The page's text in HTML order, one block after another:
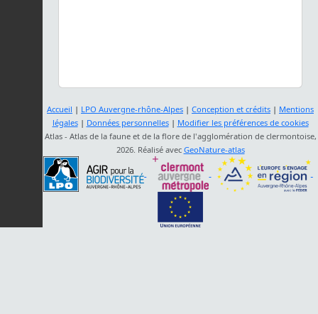
Accueil | LPO Auvergne-rhône-Alpes | Conception et crédits | Mentions
légales| Données personnelles| Modifier les préférences de cookies
Atlas - Atlas de la faune et de la flore de l'agglomération de clermontoise,
2026. Réalisé avec GeoNature-atlas